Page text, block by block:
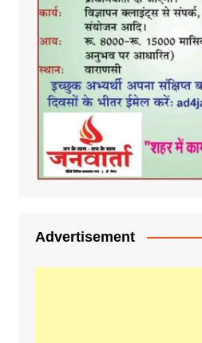
Advertisement